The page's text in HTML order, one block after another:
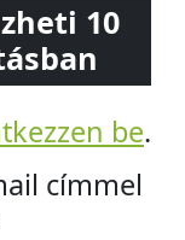
10
be.
címmel